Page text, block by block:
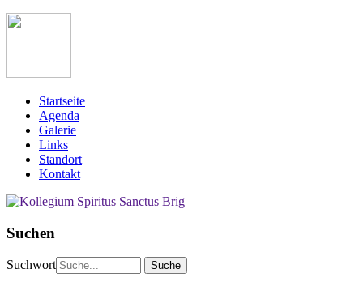
Startseite
Agenda
Galerie
Links
Standort
Kontakt
Suchen
Suchwort